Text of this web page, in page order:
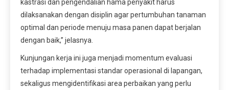
kastrasi dan pengendalian hama penyakit harus
dilaksanakan dengan disiplin agar pertumbuhan tanaman
optimal dan periode menuju masa panen dapat berjalan
dengan baik,” jelasnya.
Kunjungan kerja ini juga menjadi momentum evaluasi
terhadap implementasi standar operasional di lapangan,
sekaligus mengidentifikasi area perbaikan yang perlu